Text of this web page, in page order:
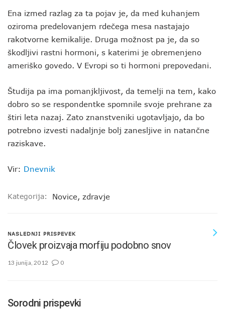
Ena izmed razlag za ta pojav je, da med kuhanjem
oziroma predelovanjem rdečega mesa nastajajo
rakotvorne kemikalije. Druga možnost pa je, da so
škodljivi rastni hormoni, s katerimi je obremenjeno
ameriško govedo. V Evropi so ti hormoni prepovedani.
Študija pa ima pomanjkljivost, da temelji na tem, kako
dobro so se respondentke spomnile svoje prehrane za
štiri leta nazaj. Zato znanstveniki ugotavljajo, da bo
potrebno izvesti nadaljnje bolj zanesljive in natančne
raziskave.
Vir: Dnevnik
Kategorija: Novice, zdravje
NASLEDNJI PRISPEVEK
Človek proizvaja morfiju podobno snov
13 junija, 2012 0
Sorodni prispevki